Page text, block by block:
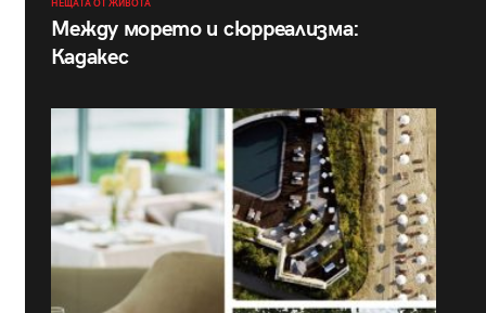
НЕЩАТА ОТ ЖИВОТА
Между морето и сюрреализма:
Кадакес